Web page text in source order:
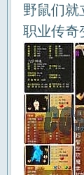
野鼠们就
职业传奇